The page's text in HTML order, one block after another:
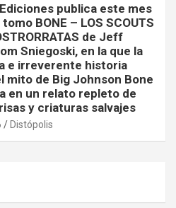
publica este mes
BONE – LOS SCOUTS
de Jeff
Sniegoski, en la que la
e irreverente historia
mito de Big Johnson Bone
en un relato repleto de
y criaturas salvajes
Distópolis